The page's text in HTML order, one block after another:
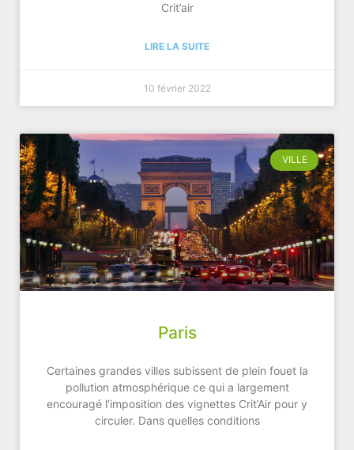
Crit’air
LIRE LA SUITE
10 février 2022
VILLE
Paris
Certaines grandes villes subissent de plein fouet la
pollution atmosphérique ce qui a largement
encouragé l’imposition des vignettes Crit’Air pour y
circuler. Dans quelles conditions